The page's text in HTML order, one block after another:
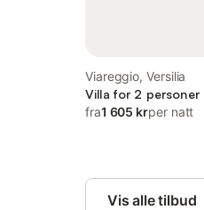
Viareggio, Versilia
Villa for 2 personer
fra1 605 krper natt
Vis alle tilbud